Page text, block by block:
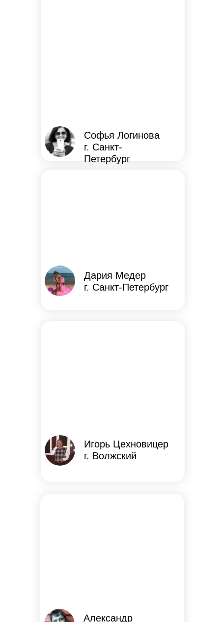
Софья Логинова
г. Санкт-
Петербург
Александр
Дария Медер
г. Санкт-Петербург
Игорь Цехновицер
г. Волжский